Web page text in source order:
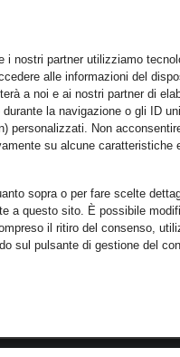
i nostri partner utilizziamo
alle informazioni del
a noi e ai nostri partner di
la navigazione o gli ID
personalizzati. Non
su alcune caratteristiche
sopra o per fare scelte
a questo sito. È possibile
il ritiro del consenso,
sul pulsante di gestione del